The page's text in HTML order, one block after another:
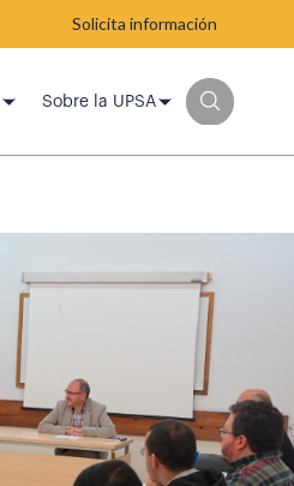
Solicita información
Sobre la UPSA